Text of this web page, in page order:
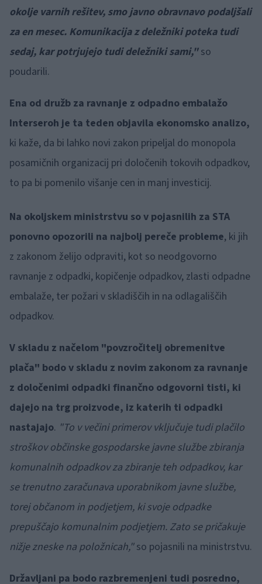
okolje varnih rešitev, smo javno obravnavo podaljšali
za en mesec. Komunikacija z deležniki poteka tudi
sedaj, kar potrjujejo tudi deležniki sami,"so
poudarili.
Ena od družb za ravnanje z odpadno embalažo
Interseroh je ta teden objavila ekonomsko analizo,
ki kaže, da bi lahko novi zakon pripeljal do monopola
posamičnih organizacij pri določenih tokovih odpadkov,
to pa bi pomenilo višanje cen in manj investicij.
Na okoljskem ministrstvu so v pojasnilih za STA
ponovno opozorili na najbolj pereče probleme, ki jih
z zakonom želijo odpraviti, kot so neodgovorno
ravnanje z odpadki, kopičenje odpadkov, zlasti odpadne
embalaže, ter požari v skladiščih in na odlagališčih
odpadkov.
V skladu z načelom "povzročitelj obremenitve
plača" bodo v skladu z novim zakonom za ravnanje
z določenimi odpadki finančno odgovorni tisti, ki
dajejo na trg proizvode, iz katerih ti odpadki
nastajajo. "To v večini primerov vključuje tudi plačilo
stroškov občinske gospodarske javne službe zbiranja
komunalnih odpadkov za zbiranje teh odpadkov, kar
se trenutno zaračunava uporabnikom javne službe,
torej občanom in podjetjem, ki svoje odpadke
prepuščajo komunalnim podjetjem. Zato se pričakuje
nižje zneske na položnicah,"so pojasnili na ministrstvu.
Državljani pa bodo razbremenjeni tudi posredno,